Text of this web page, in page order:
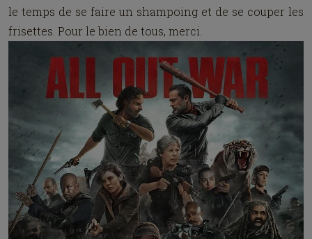
le temps de se faire un shampoing et de se couper les
frisettes. Pour le bien de tous, merci.